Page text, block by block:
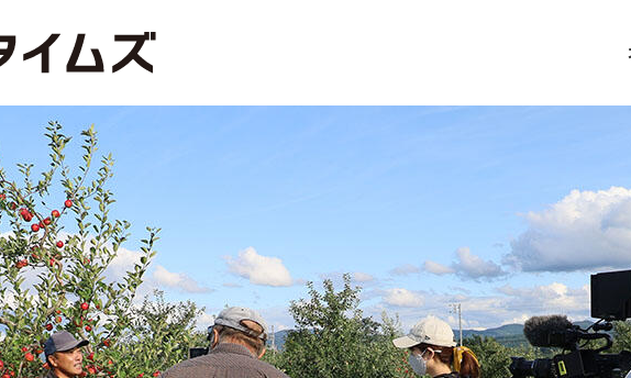
研究探訪 Academic Fantasista
Science Lecture TERRACE（科学とア
イベント インターンシップ スキルアップセミ